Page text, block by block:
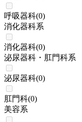
呼吸器科(0)
消化器科系
消化器科(0)
泌尿器科・肛門科系
泌尿器科(0)
肛門科(0)
美容系